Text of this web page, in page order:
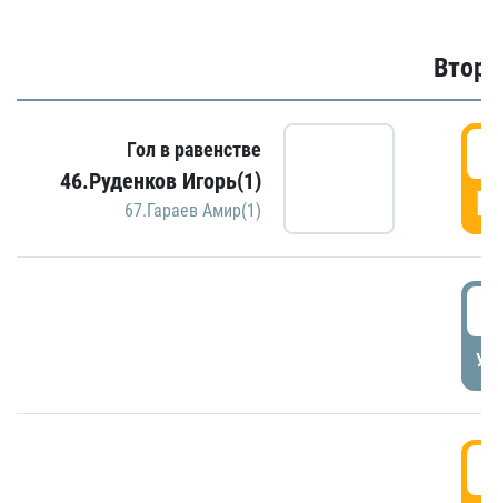
Гол в равенстве
46.Руденков Игорь(1)
67.Гараев Амир(1)